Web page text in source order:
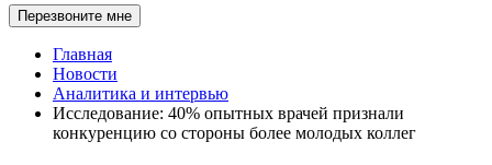
Перезвоните мне
Главная
Новости
Аналитика и интервью
Исследование: 40% опытных врачей признали
конкуренцию со стороны более молодых коллег